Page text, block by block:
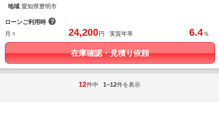
地域 愛知県豊明市
ローンご利用時 ？
月々
24,200 円 実質年率 6.4 ％
在庫確認・見積り依頼
12件中 1~12件を表示